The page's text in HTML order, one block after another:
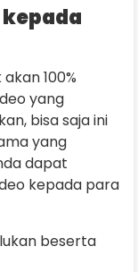
100%
yang
bisa saja ini
yang
dapat
kepada para
beserta